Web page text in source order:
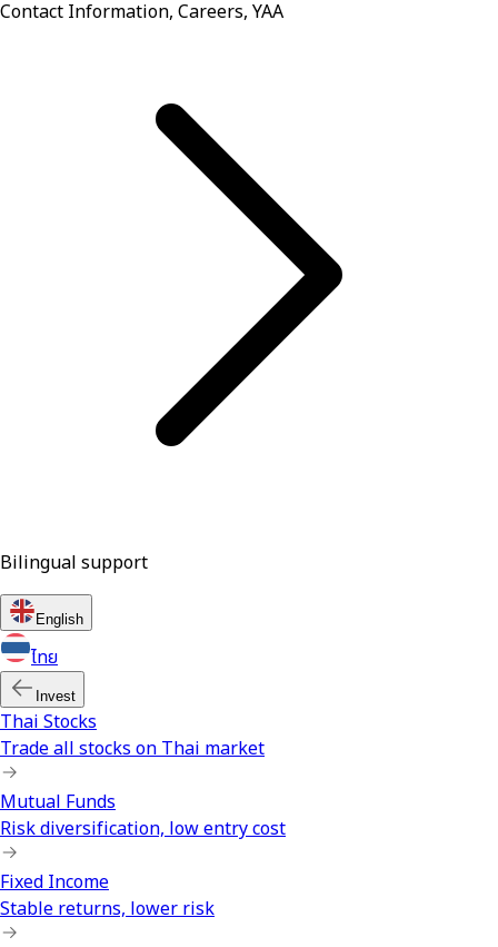
Contact Information, Careers, YAA
Bilingual support
English
ไทย
Invest
Thai Stocks
Trade all stocks on Thai market
Mutual Funds
Risk diversification, low entry cost
Fixed Income
Stable returns, lower risk